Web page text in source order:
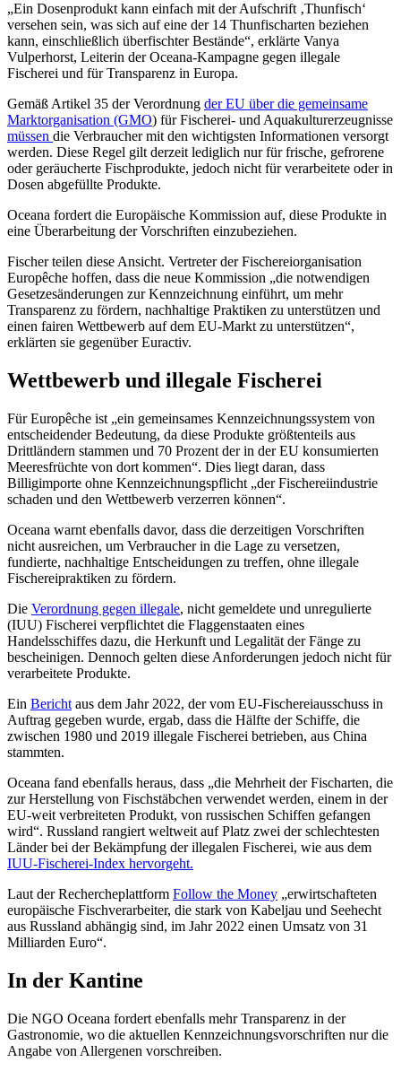
„Ein Dosenprodukt kann einfach mit der Aufschrift ‚Thunfisch‘
versehen sein, was sich auf eine der 14 Thunfischarten beziehen
kann, einschließlich überfischter Bestände“, erklärte Vanya
Vulperhorst, Leiterin der Oceana-Kampagne gegen illegale
Fischerei und für Transparenz in Europa.
Gemäß Artikel 35 der Verordnung der EU über die gemeinsame
Marktorganisation (GMO) für Fischerei- und Aquakulturerzeugnisse
müssen die Verbraucher mit den wichtigsten Informationen versorgt
werden. Diese Regel gilt derzeit lediglich nur für frische, gefrorene
oder geräucherte Fischprodukte, jedoch nicht für verarbeitete oder in
Dosen abgefüllte Produkte.
Oceana fordert die Europäische Kommission auf, diese Produkte in
eine Überarbeitung der Vorschriften einzubeziehen.
Fischer teilen diese Ansicht. Vertreter der Fischereiorganisation
Europêche hoffen, dass die neue Kommission „die notwendigen
Gesetzesänderungen zur Kennzeichnung einführt, um mehr
Transparenz zu fördern, nachhaltige Praktiken zu unterstützen und
einen fairen Wettbewerb auf dem EU-Markt zu unterstützen“,
erklärten sie gegenüber Euractiv.
Wettbewerb und illegale Fischerei
Für Europêche ist „ein gemeinsames Kennzeichnungssystem von
entscheidender Bedeutung, da diese Produkte größtenteils aus
Drittländern stammen und 70 Prozent der in der EU konsumierten
Meeresfrüchte von dort kommen“. Dies liegt daran, dass
Billigimporte ohne Kennzeichnungspflicht „der Fischereiindustrie
schaden und den Wettbewerb verzerren können“.
Oceana warnt ebenfalls davor, dass die derzeitigen Vorschriften
nicht ausreichen, um Verbraucher in die Lage zu versetzen,
fundierte, nachhaltige Entscheidungen zu treffen, ohne illegale
Fischereipraktiken zu fördern.
Die Verordnung gegen illegale, nicht gemeldete und unregulierte
(IUU) Fischerei verpflichtet die Flaggenstaaten eines
Handelsschiffes dazu, die Herkunft und Legalität der Fänge zu
bescheinigen. Dennoch gelten diese Anforderungen jedoch nicht für
verarbeitete Produkte.
Ein Bericht aus dem Jahr 2022, der vom EU-Fischereiausschuss in
Auftrag gegeben wurde, ergab, dass die Hälfte der Schiffe, die
zwischen 1980 und 2019 illegale Fischerei betrieben, aus China
stammten.
Oceana fand ebenfalls heraus, dass „die Mehrheit der Fischarten, die
zur Herstellung von Fischstäbchen verwendet werden, einem in der
EU-weit verbreiteten Produkt, von russischen Schiffen gefangen
wird“. Russland rangiert weltweit auf Platz zwei der schlechtesten
Länder bei der Bekämpfung der illegalen Fischerei, wie aus dem
IUU-Fischerei-Index hervorgeht.
Laut der Rechercheplattform Follow the Money „erwirtschafteten
europäische Fischverarbeiter, die stark von Kabeljau und Seehecht
aus Russland abhängig sind, im Jahr 2022 einen Umsatz von 31
Milliarden Euro“.
In der Kantine
Die NGO Oceana fordert ebenfalls mehr Transparenz in der
Gastronomie, wo die aktuellen Kennzeichnungsvorschriften nur die
Angabe von Allergenen vorschreiben.